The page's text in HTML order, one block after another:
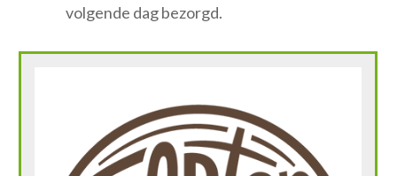
volgende dag bezorgd.